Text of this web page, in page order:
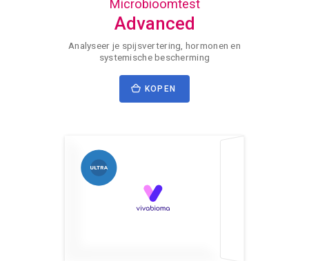
Microbioomtest
Advanced
Analyseer je spijsvertering, hormonen en
systemische bescherming
KOPEN